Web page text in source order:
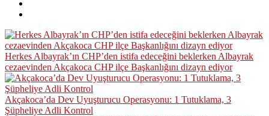
Herkes Albayrak’ın CHP’den istifa edeceğini beklerken Albayrak
cezaevinden Akçakoca CHP ilçe Başkanlığını dizayn ediyor
Akçakoca’da Dev Uyuşturucu Operasyonu: 1 Tutuklama, 3
Şüpheliye Adli Kontrol